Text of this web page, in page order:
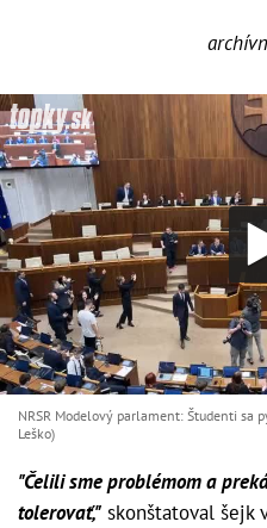
NRSR Modelový parlament: Študenti sa
Leško)
"Čelili sme problémom a
tolerovať," skonštatoval šejk